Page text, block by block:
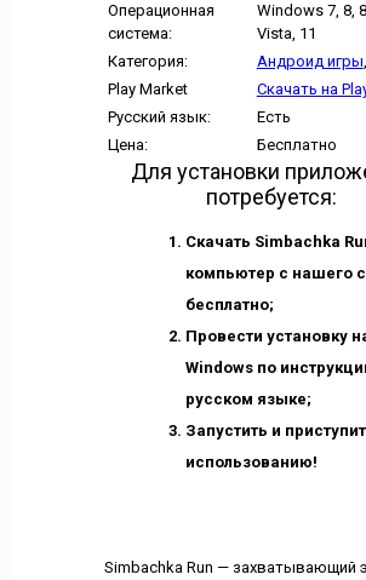
Операционная
система:
Windows 7, 8,
Vista, 11
Категория:
Андроид игры,
Play Market
Скачать на
Русский язык:
Есть
Цена:
Бесплатно
Для установки
потребуется:
Скачать Simbachka
компьютер с нашего
бесплатно;
Провести установку
Windows по
русском языке;
Запустить и
использованию!
Simbachka Run — захватывающий